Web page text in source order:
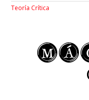
Teoría Crítica